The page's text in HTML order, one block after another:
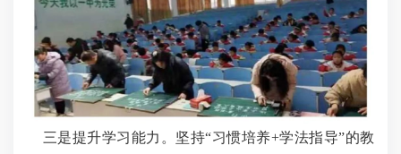
三是提升学习能力。坚持“习惯培养+学法指导”的教